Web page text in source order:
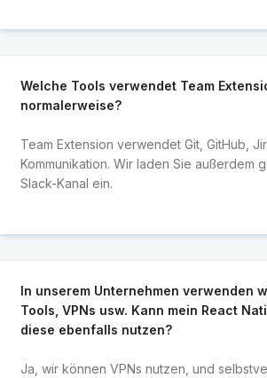
Welche Tools verwendet Team
normalerweise?
Team Extension verwendet Git, GitHub,
Kommunikation. Wir laden Sie außerdem
Slack-Kanal ein.
In unserem Unternehmen verwenden
Tools, VPNs usw. Kann mein React
diese ebenfalls nutzen?
Ja, wir können VPNs nutzen, und